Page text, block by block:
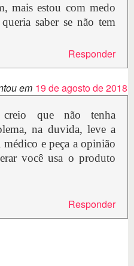
mais estou com medo
saber se não tem
Responder
em 19 de agosto de 2018
que não tenha
na duvida, leve a
e peça a opinião
você usa o produto
Responder